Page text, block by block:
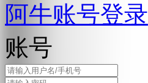
阿牛账号登录
账号